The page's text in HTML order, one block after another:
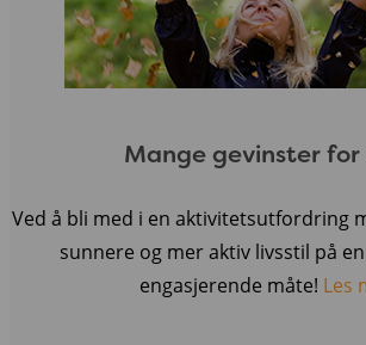
Mange gevinster for
Ved å bli med i en aktivitetsutfordring
sunnere og mer aktiv livsstil på
engasjerende måte! Les